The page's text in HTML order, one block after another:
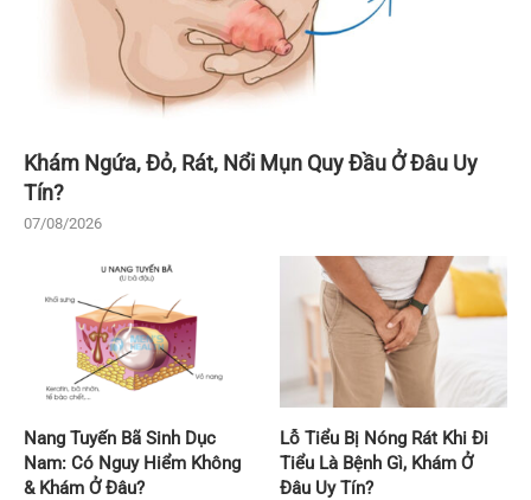
Khám Ngứa, Đỏ, Rát, Nổi Mụn Quy Đầu Ở Đâu Uy
Tín?
07/08/2026
Nang Tuyến Bã Sinh Dục
Nam: Có Nguy Hiểm Không
& Khám Ở Đâu?
Lỗ Tiểu Bị Nóng Rát Khi Đi
Tiểu Là Bệnh Gì, Khám Ở
Đâu Uy Tín?